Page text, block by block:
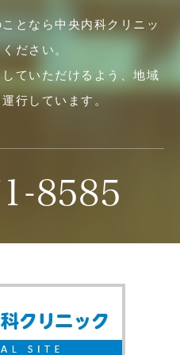
となら中央内科クリニッ
ださい。
ていただけるよう、地域
行しています。
8585